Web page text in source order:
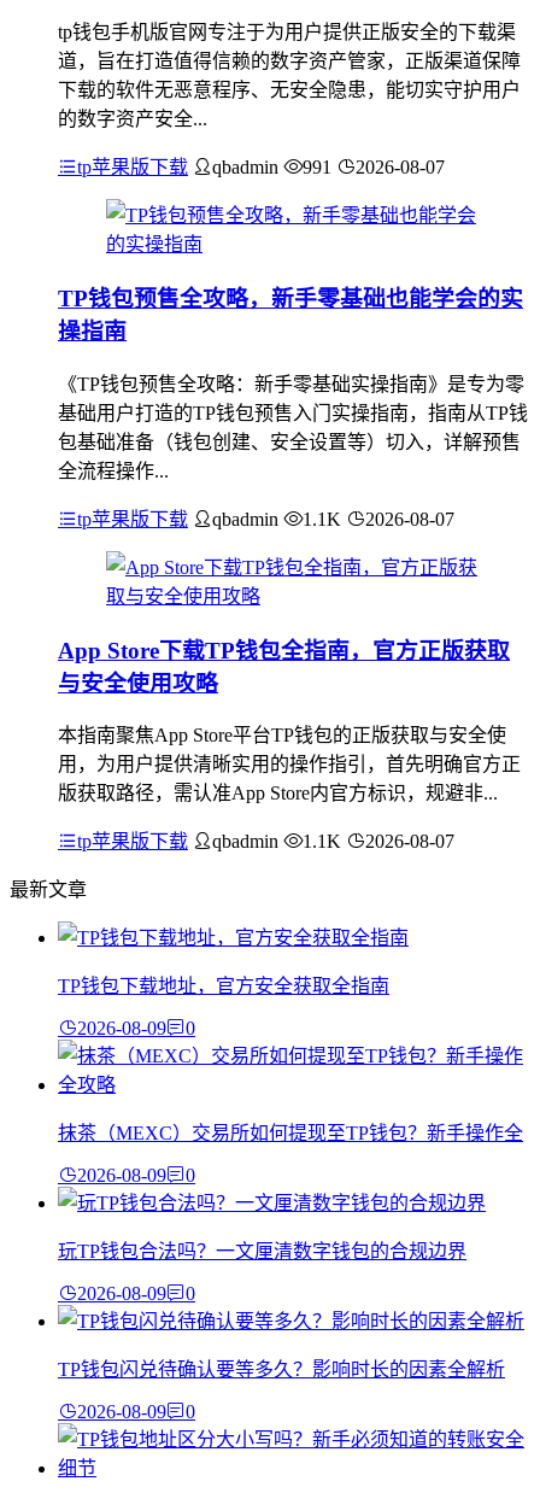
tp钱包手机版官网专注于为用户提供正版安全的下载渠
道，旨在打造值得信赖的数字资产管家，正版渠道保障
下载的软件无恶意程序、无安全隐患，能切实守护用户
的数字资产安全...
tp苹果版下载 qbadmin 991 2026-08-07
TP钱包预售全攻略，新手零基础也能学会的实
操指南
《TP钱包预售全攻略：新手零基础实操指南》是专为零
基础用户打造的TP钱包预售入门实操指南，指南从TP钱
包基础准备（钱包创建、安全设置等）切入，详解预售
全流程操作...
tp苹果版下载 qbadmin 1.1K 2026-08-07
App Store下载TP钱包全指南，官方正版获取
与安全使用攻略
本指南聚焦App Store平台TP钱包的正版获取与安全使
用，为用户提供清晰实用的操作指引，首先明确官方正
版获取路径，需认准App Store内官方标识，规避非...
tp苹果版下载 qbadmin 1.1K 2026-08-07
最新文章
TP钱包下载地址，官方安全获取全指南
2026-08-09 0
抹茶（MEXC）交易所如何提现至TP钱包？新手操作全
2026-08-09 0
玩TP钱包合法吗？一文厘清数字钱包的合规边界
2026-08-09 0
TP钱包闪兑待确认要等多久？影响时长的因素全解析
2026-08-09 0